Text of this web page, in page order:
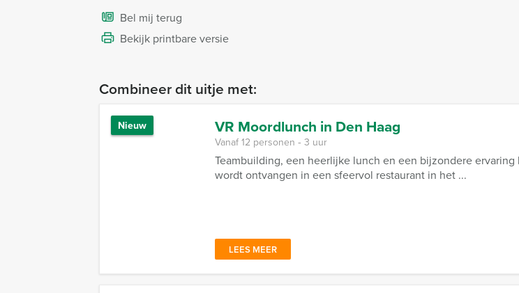
Bel mij terug
Bekijk printbare versie
Combineer dit uitje met:
VR Moordlunch in Den Haag
Nieuw
Vanaf 12 personen ‐ 3 uur
Teambuilding, een heerlijke lunch en een bijzondere
wordt ontvangen in een sfeervol restaurant in het ...
LEES MEER